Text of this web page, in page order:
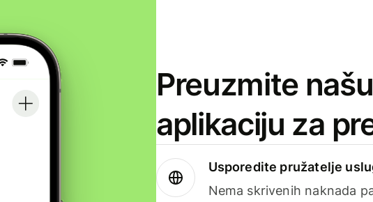
Preuzmite
aplikaciju za
Usporedite pružatelje
Nema skrivenih naknada